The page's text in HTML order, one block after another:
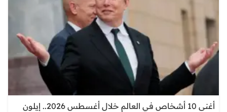
أغنى 10 أشخاص في العالم خلال أغسطس 2026.. إيلون